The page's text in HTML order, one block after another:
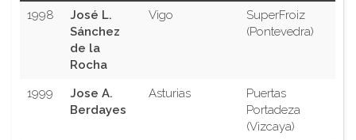
1998
José L.
Sánchez
de la
Rocha
Vigo
SuperFroiz
(Pontevedra)
1999
Jose A.
Berdayes
Asturias
Puertas
Portadeza
(Vizcaya)